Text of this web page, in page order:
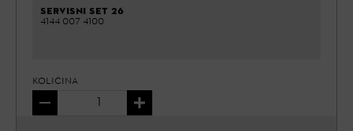
SERVISNI SET 26
4144 007 4100
KOLIČINA